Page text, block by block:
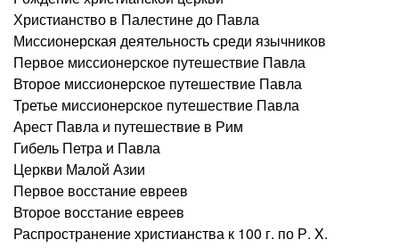
Христианство в Палестине до Павла
Миссионерская деятельность среди язычников
Первое миссионерское путешествие Павла
Второе миссионерское путешествие Павла
Третье миссионерское путешествие Павла
Арест Павла и путешествие в Рим
Гибель Петра и Павла
Церкви Малой Азии
Первое восстание евреев
Второе восстание евреев
Распространение христианства к 100 г. по Р. X.